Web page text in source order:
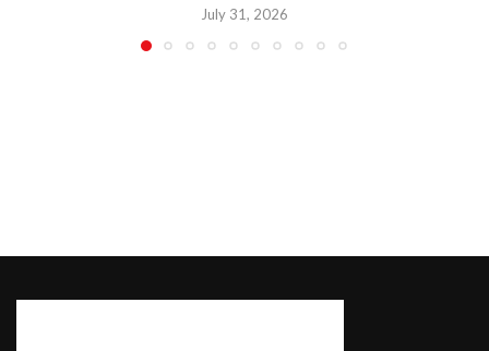
July 31, 2026